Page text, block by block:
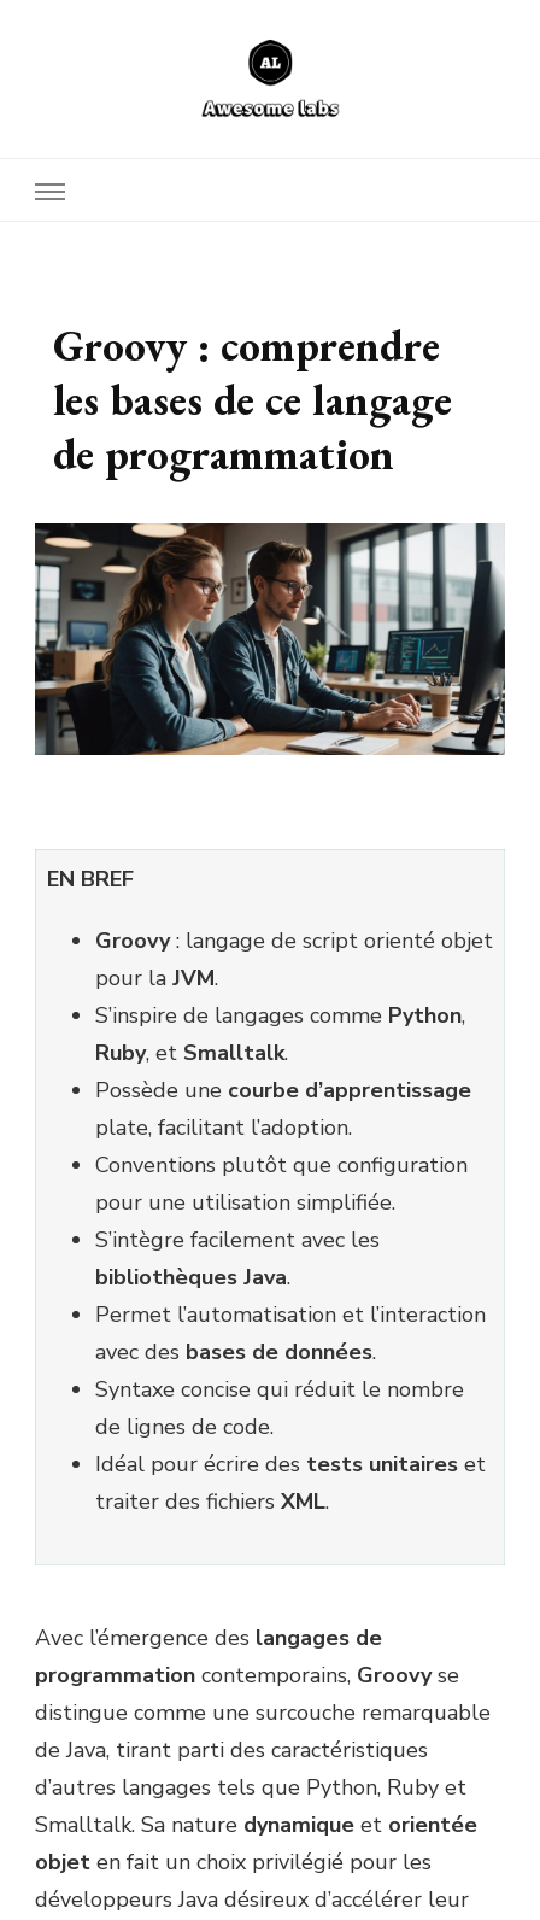
Groovy : comprendre
les bases de ce langage
de programmation
EN BREF
Groovy: langage de script orienté objet
pour la JVM.
S’inspire de langages comme Python,
Ruby, et Smalltalk.
Possède une courbe d’apprentissage
plate, facilitant l’adoption.
Conventions plutôt que configuration
pour une utilisation simplifiée.
S’intègre facilement avec les
bibliothèques Java.
Permet l’automatisation et l’interaction
avec des bases de données.
Syntaxe concise qui réduit le nombre
de lignes de code.
Idéal pour écrire des tests unitaires et
traiter des fichiers XML.
Avec l’émergence des langages de
programmation contemporains, Groovyse
distingue comme une surcouche remarquable
de Java, tirant parti des caractéristiques
d’autres langages tels que Python, Ruby et
Smalltalk. Sa nature dynamique et orientée
objet en fait un choix privilégié pour les
développeurs Java désireux d’accélérer leur